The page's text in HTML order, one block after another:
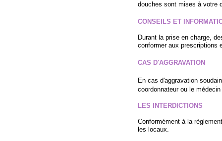
douches sont mises à votre
CONSEILS ET
Durant la prise en charge,
conformer aux prescriptions
CAS D'AGGRAVATION
En cas d'aggravation
coordonnateur ou le
LES INTERDICTIONS
Conformément à la
les locaux.